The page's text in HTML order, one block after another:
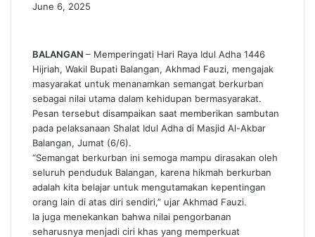
June 6, 2025
BALANGAN – Memperingati Hari Raya Idul Adha 1446
Hijriah, Wakil Bupati Balangan, Akhmad Fauzi, mengajak
masyarakat untuk menanamkan semangat berkurban
sebagai nilai utama dalam kehidupan bermasyarakat.
Pesan tersebut disampaikan saat memberikan sambutan
pada pelaksanaan Shalat Idul Adha di Masjid Al-Akbar
Balangan, Jumat (6/6).
“Semangat berkurban ini semoga mampu dirasakan oleh
seluruh penduduk Balangan, karena hikmah berkurban
adalah kita belajar untuk mengutamakan kepentingan
orang lain di atas diri sendiri,” ujar Akhmad Fauzi.
Ia juga menekankan bahwa nilai pengorbanan
seharusnya menjadi ciri khas yang memperkuat